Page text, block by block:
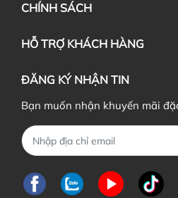
CHÍNH SÁCH
HỖ TRỢ KHÁCH HÀNG
ĐĂNG KÝ NHẬN TIN
Bạn muốn nhận khuyến mãi